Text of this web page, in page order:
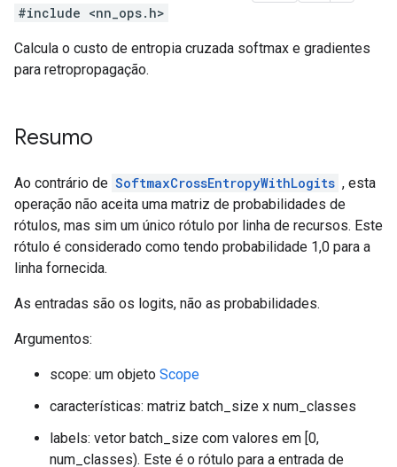
#include <nn_ops.h>
Calcula o custo de entropia cruzada softmax e gradientes
para retropropagação.
Resumo
Ao contrário de SoftmaxCrossEntropyWithLogits , esta
operação não aceita uma matriz de probabilidades de
rótulos, mas sim um único rótulo por linha de recursos. Este
rótulo é considerado como tendo probabilidade 1,0 para a
linha fornecida.
As entradas são os logits, não as probabilidades.
Argumentos:
scope: um objeto Scope
características: matriz batch_size x num_classes
labels: vetor batch_size com valores em [0,
num_classes). Este é o rótulo para a entrada de